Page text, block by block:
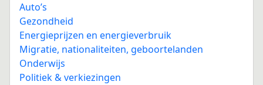
Auto’s
Gezondheid
Energieprijzen en energieverbruik
Migratie, nationaliteiten, geboortelanden
Onderwijs
Politiek & verkiezingen